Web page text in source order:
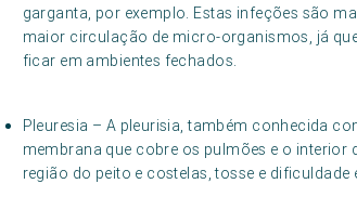
garganta, por exemplo. Estas infeções são
maior circulação de micro-organismos, já
ficar em ambientes fechados.
Pleuresia – A pleurisia, também conhecida
membrana que cobre os pulmões e o
região do peito e costelas, tosse e dificuldade